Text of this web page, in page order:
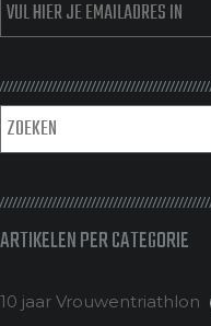
ARTIKELEN PER CATEGORIE
10 jaar Vrouwentriathlon